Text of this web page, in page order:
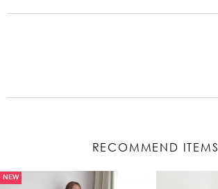
RECOMMEND ITEMS
NEW